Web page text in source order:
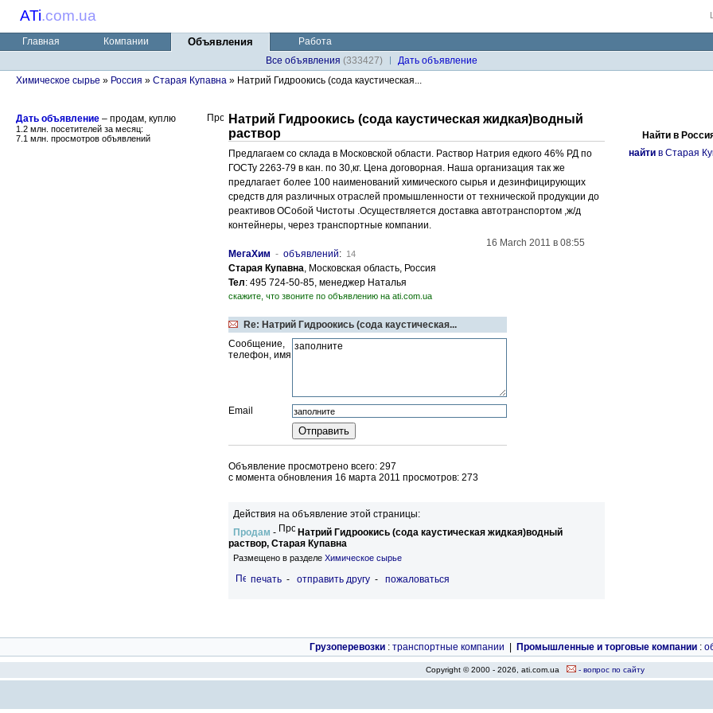
ATi.com.ua
Главная Компании Объявления
Работа
Все объявления (333427)
Дaть объявление
Химическое сырье » Россия » Старая Купавна » Натрий Гидроокись (сода каустическая...
Дать объявление – продам, куплю
1.2 млн. посетителей за месяц:
7.1 млн. просмотров объявлений
Натрий Гидроокись (сода каустическая жидкая)водный
раствор
Предлагаем со склада в Московской области. Раствор Натрия едкого 46% РД по
ГОСТу 2263-79 в кан. по 30,кг. Цена договорная. Наша организация так же
предлагает более 100 наименований химического сырья и дезинфицирующих
средств для различных отраслей промышленности от технической продукции до
реактивов ОСобой Чистоты .Осуществляется доставка автотранспортом ,ж/д
контейнеры, через транспортные компании.
16 March 2011 в 08:55
МегаХим - объявлений: 14
Старая Купавна, Московская область, Россия
Тел: 495 724-50-85, менеджер Наталья
скажите, что звоните по объявлению на ati.com.ua
Re: Натрий Гидроокись (сода каустическая...
Сообщение,
телефон, имя
Email
Объявление просмотрено всего: 297
c момента обновления 16 марта 2011 просмотров: 273
Действия на объявление этой страницы:
Продам -
Натрий Гидроокись (сода каустическая жидкая)водный
раствор, Старая Купавна
Размещено в разделе Химическое сырье
печать - отправить другу - пожаловаться
Найти в
найти в Старая
Грузоперевозки : транспортные компании Промышленные и торговые компании :
Copyright © 2000 - 2026, ati.com.ua - вопрос по сайту